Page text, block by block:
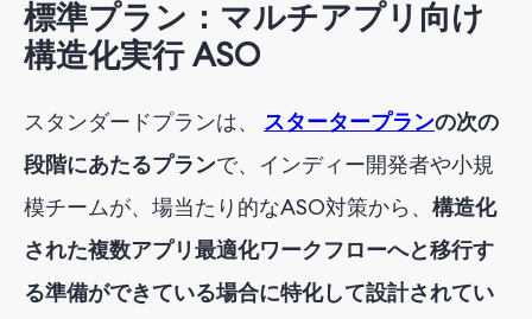
標準プラン：マルチアプリ向け
構造化実行 ASO
スタンダードプランは、 スタータープランの次の
段階にあたるプランで、インディー開発者や小規
模チームが、場当たり的なASO対策から、 構造化
された複数アプリ最適化ワークフローへと移行す
る準備ができている場合に特化して設計されてい